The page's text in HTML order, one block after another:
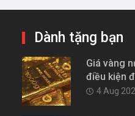
Dành tặng bạn
Giá vàng
điều kiện
4 Aug